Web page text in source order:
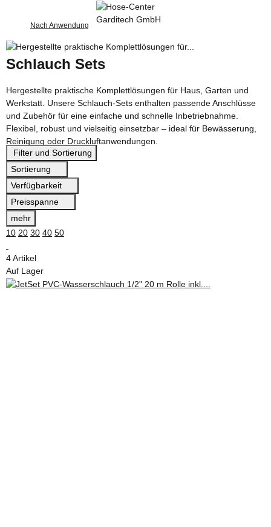
Nach Anwendung
Schlauch Sets
Hergestellte praktische Komplettlösungen für Haus, Garten und
Werkstatt. Unsere Schlauch-Sets enthalten passende Anschlüsse
und Zubehör für eine einfache und schnelle Inbetriebnahme.
Flexibel, robust und vielseitig einsetzbar – ideal für Bewässerung,
Reinigung oder Druckluftanwendungen.
Filter und Sortierung
Sortierung
Verfügbarkeit
Preisspanne
mehr
10 20 30 40 50
4 Artikel
Auf Lager